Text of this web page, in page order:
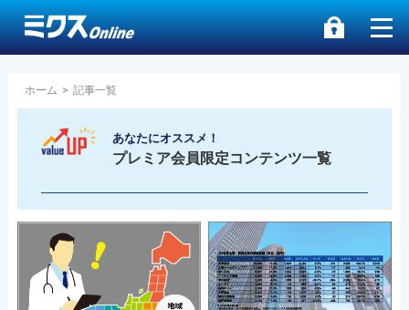
ホーム > 記事一覧
あなたにオススメ！
プレミア会員限定コンテンツ一覧